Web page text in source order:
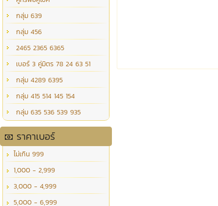
กลุ่ม 639
กลุ่ม 456
2465 2365 6365
เบอร์ 3 คู่มิตร 78 24 63 51
กลุ่ม 4289 6395
กลุ่ม 415 514 145 154
กลุ่ม 635 536 539 935
ราคาเบอร์
ไม่เกิน 999
1,000 - 2,999
3,000 - 4,999
5,000 - 6,999